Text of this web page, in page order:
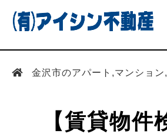
金沢市のアパート,マンショ
【賃貸物